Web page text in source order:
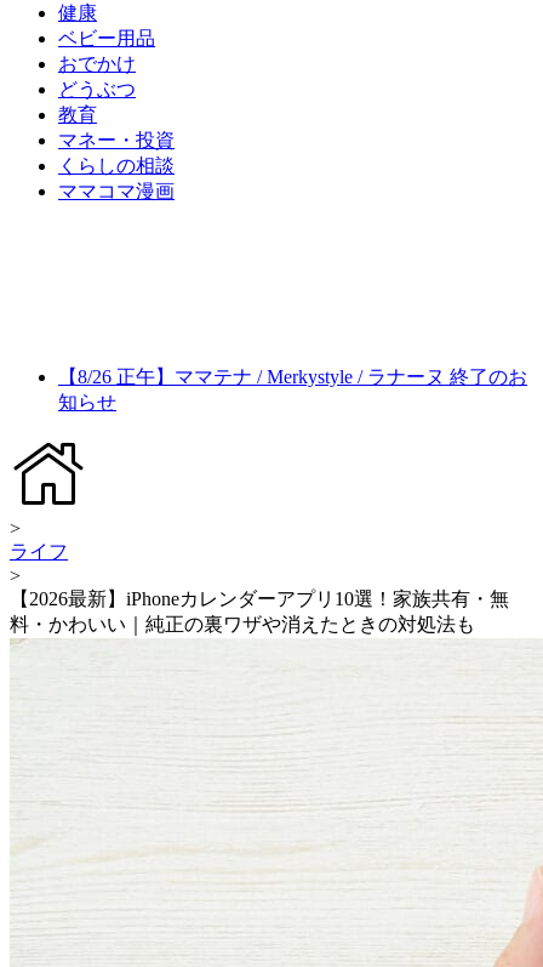
健康
ベビー用品
おでかけ
どうぶつ
教育
マネー・投資
くらしの相談
ママコマ漫画
【8/26 正午】ママテナ / Merkystyle / ラナーヌ 終了のお
知らせ
>
ライフ
>
【2026最新】iPhoneカレンダーアプリ10選！家族共有・無
料・かわいい｜純正の裏ワザや消えたときの対処法も